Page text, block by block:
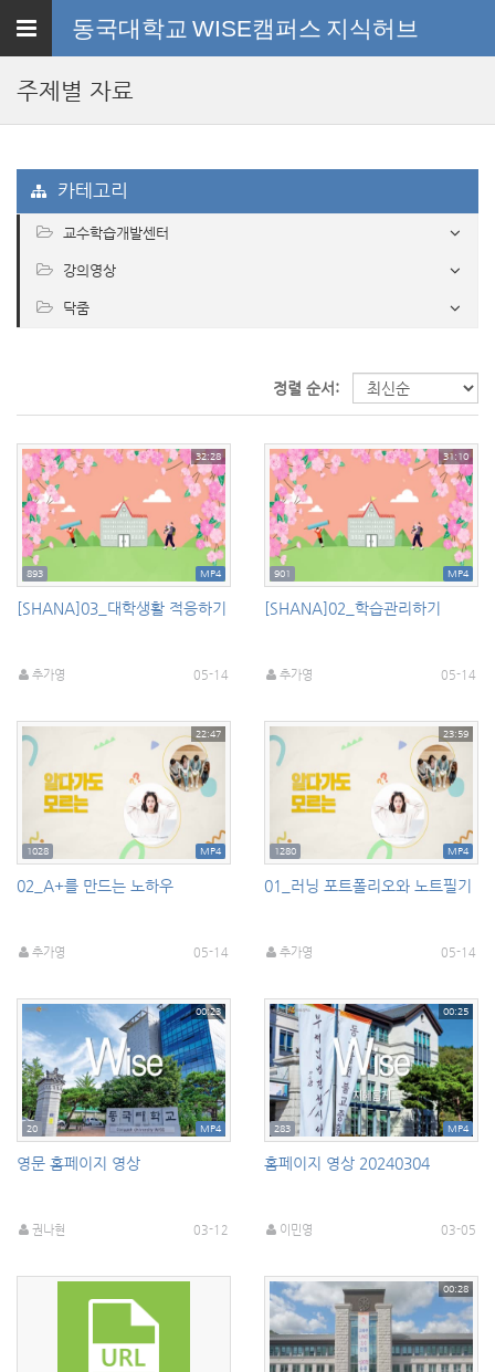
Toggle
동국대학교 WISE캠퍼스 지식허브
주제별 자료
카테고리
교수학습개발센터
강의영상
닥줌
정렬 순서:
893 MP4
32:28
[SHANA]03_대학생활 적응하기
05-14
추가영
901 MP4
31:10
[SHANA]02_학습관리하기
05-14
추가영
1028 MP4
22:47
02_A+를 만드는 노하우
05-14
추가영
1280 MP4
23:59
01_러닝 포트폴리오와 노트필기
05-14
추가영
20 MP4
00:23
영문 홈페이지 영상
03-12
권나현
283 MP4
00:25
홈페이지 영상 20240304
03-05
이민영
00:28